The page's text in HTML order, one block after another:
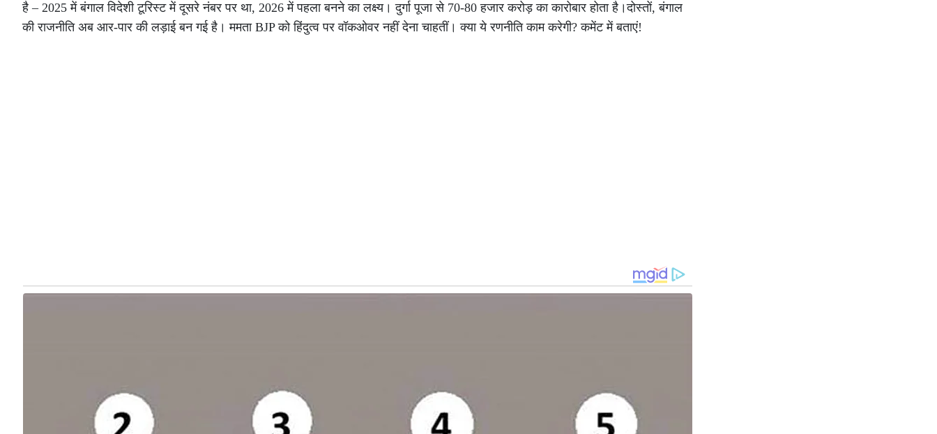
है – 2025 में बंगाल विदेशी टूरिस्ट में दूसरे नंबर पर था, 2026 में पहला बनने का लक्ष्य। दुर्गा पूजा से 70-80 हजार करोड़ का कारोबार होता है।दोस्तों, बंगाल
की राजनीति अब आर-पार की लड़ाई बन गई है। ममता BJP को हिंदुत्व पर वॉकओवर नहीं देना चाहतीं। क्या ये रणनीति काम करेगी? कमेंट में बताएं!